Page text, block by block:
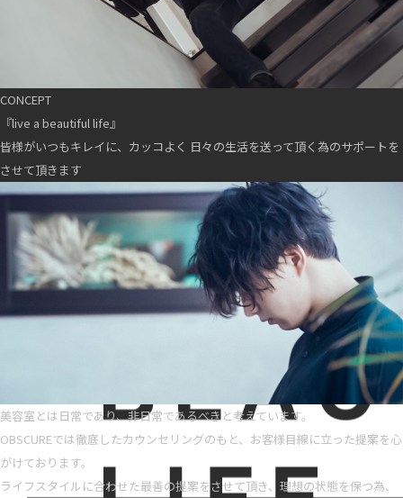
CONCEPT
『live a beautiful life』
皆様がいつもキレイに、カッコよく 日々の生活を送って頂く為のサポートを
させて頂きます
美容室とは日常であり、非日常であるべきと考えています。
OBSCUREでは徹底したカウンセリングのもと、お客様目線に立った提案を心
がけております。
ライフスタイルに合わせた最善の提案をさせて頂き、理想の状態を保つ為、